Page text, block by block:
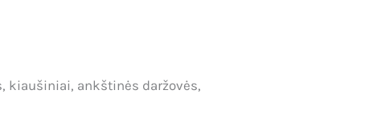
kiaušiniai, ankštinės daržovės,